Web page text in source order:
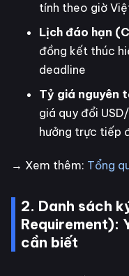
tính theo giờ
Lịch đáo hạn
đồng kết thúc
deadline
Tỷ giá nguyên
giá quy đổi
hưởng trực tiếp
→ Xem thêm: Tổng
2. Danh sách
Requirement):
cần biết